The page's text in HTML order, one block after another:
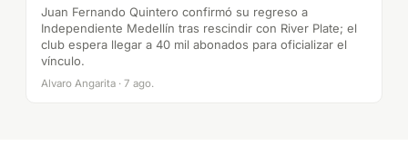
Juan Fernando Quintero confirmó su regreso a
Independiente Medellín tras rescindir con River Plate; el
club espera llegar a 40 mil abonados para oficializar el
vínculo.
Alvaro Angarita · 7 ago.